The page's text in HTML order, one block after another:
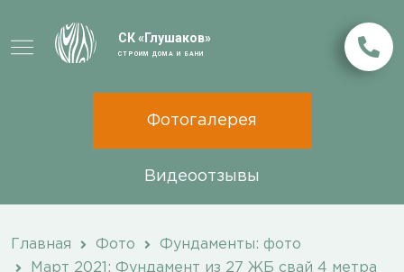
СК «Глушаков»
СТРОИМ ДОМА И БАНИ
Фотогалерея
Видеоотзывы
Главная Фото
Фундаменты: фото
Март 2021: Фундамент из 27 ЖБ свай 4 метра